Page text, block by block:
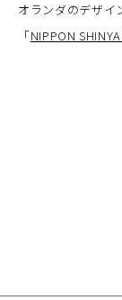
オランダのデザイ
「NIPPON